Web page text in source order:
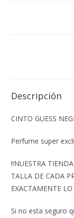
Descripción
CINTO GUESS
Perfume super
‼️NUESTRA
TALLA DE CADA
EXACTAMENTE
Si no esta seguro